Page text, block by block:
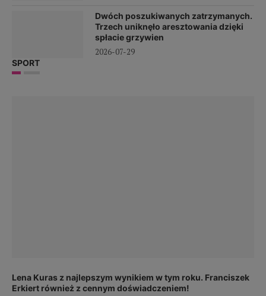
Dwóch poszukiwanych zatrzymanych.
Trzech uniknęło aresztowania dzięki
spłacie grzywien
2026-07-29
SPORT
Lena Kuras z najlepszym wynikiem w tym roku. Franciszek
Erkiert również z cennym doświadczeniem!